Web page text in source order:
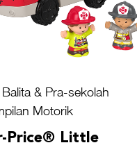
& Pra-sekolah
Motorik
Price® Little